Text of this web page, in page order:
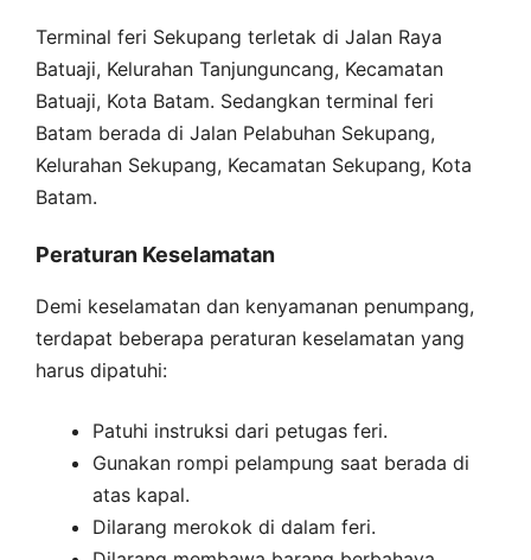
Terminal feri Sekupang terletak di Jalan Raya
Batuaji, Kelurahan Tanjunguncang, Kecamatan
Batuaji, Kota Batam. Sedangkan terminal feri
Batam berada di Jalan Pelabuhan Sekupang,
Kelurahan Sekupang, Kecamatan Sekupang, Kota
Batam.
Peraturan Keselamatan
Demi keselamatan dan kenyamanan penumpang,
terdapat beberapa peraturan keselamatan yang
harus dipatuhi:
Patuhi instruksi dari petugas feri.
Gunakan rompi pelampung saat berada di
atas kapal.
Dilarang merokok di dalam feri.